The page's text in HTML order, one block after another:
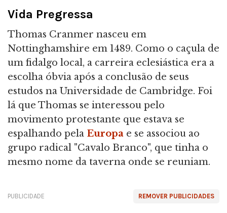
Vida Pregressa
Thomas Cranmer nasceu em
Nottinghamshire em 1489. Como o caçula de
um fidalgo local, a carreira eclesiástica era a
escolha óbvia após a conclusão de seus
estudos na Universidade de Cambridge. Foi
lá que Thomas se interessou pelo
movimento protestante que estava se
espalhando pela Europa e se associou ao
grupo radical "Cavalo Branco", que tinha o
mesmo nome da taverna onde se reuniam.
REMOVER PUBLICIDADES
PUBLICIDADE